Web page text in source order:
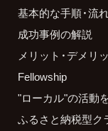
基本的な手順・流
成功事例の解説
メリット・デメリ
Fellowship
"ローカル"の活動
ふるさと納税型ク